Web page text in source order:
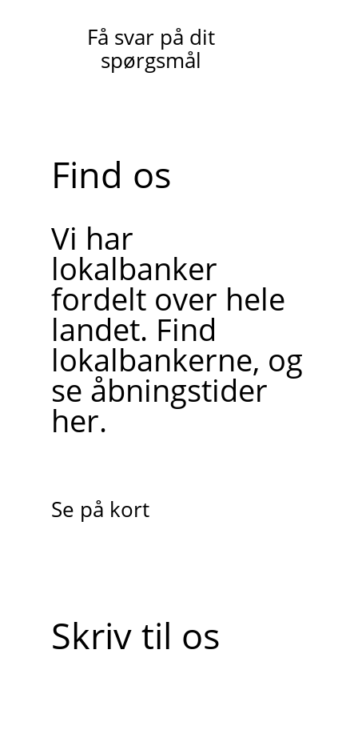
Få svar på dit
spørgsmål
Find os
Vi har
lokalbanker
fordelt over hele
landet. Find
lokalbankerne, og
se åbningstider
her.
Se på kort
Skriv til os